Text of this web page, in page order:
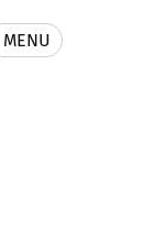
MENU